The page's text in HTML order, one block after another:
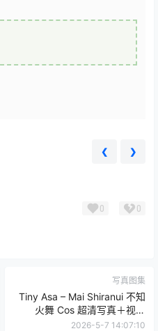
❮ ❯
0 0
写真图集
Tiny Asa – Mai Shiranui 不知
火舞 Cos 超清写真＋视频
（81P1V-2.99GB）
2026-5-7 14:07:10